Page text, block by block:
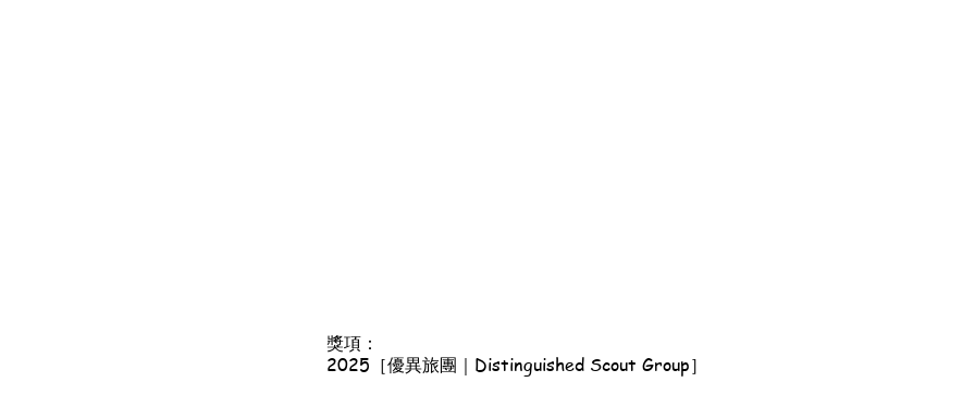
獎項：
2025［優異旅團｜Distinguished Scout Group］